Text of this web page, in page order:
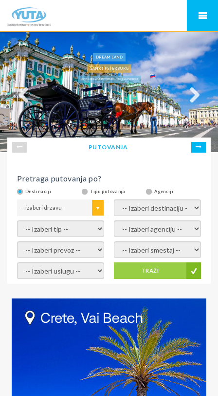
DREAM LAND
SANKT PETERBURG
NOVA GODINA ST. PETERBURG - MOSKVA AVIONOM
PUTOVANJA
Pretraga putovanja po?
Destinaciji Tipu putovanja Agenciji
- izaberi drzavu - - izaberi destinaciju -
- izaberi tip - - izaberi agenciju -
- izaberi prevoz - - Izaberite smestaj -
- Izaberite uslugu - TRAŽI